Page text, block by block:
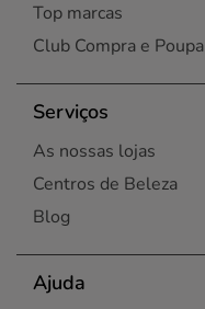
Top marcas
Club Compra e Poupa
Serviços
As nossas lojas
Centros de Beleza
Blog
Ajuda